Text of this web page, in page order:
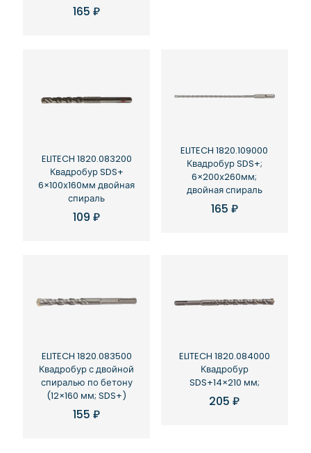
165₽
ELITECH 1820.083200
Квадробур SDS+
6×100х160мм двойная
спираль
109₽
ELITECH 1820.109000
Квадробур SDS+;
6×200х260мм;
двойная спираль
165 ₽
ELITECH 1820.083500
Квадробур с двойной
спиралью по бетону
(12×160 мм; SDS+)
155₽
ELITECH 1820.084000
Квадробур
SDS+14×210 мм;
205₽